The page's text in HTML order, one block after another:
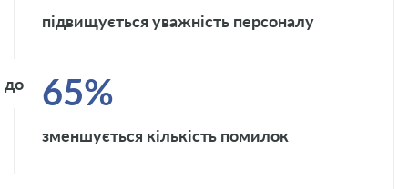
підвищується уважність персоналу
65%
зменшується кількість помилок
до